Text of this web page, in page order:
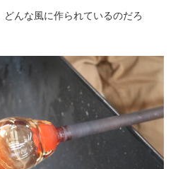
どんな風に作られているのだろ